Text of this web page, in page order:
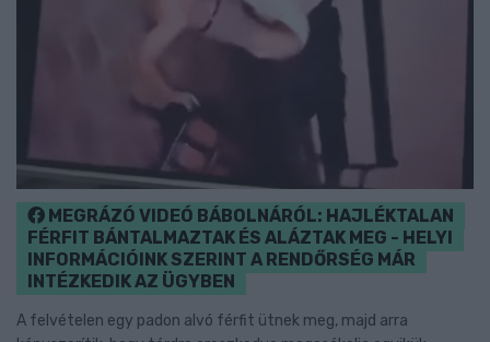
MEGRÁZÓ VIDEÓ BÁBOLNÁRÓL: HAJLÉKTALAN
FÉRFIT BÁNTALMAZTAK ÉS ALÁZTAK MEG - HELYI
INFORMÁCIÓINK SZERINT A RENDŐRSÉG MÁR
INTÉZKEDIK AZ ÜGYBEN
A felvételen egy padon alvó férfit ütnek meg, majd arra